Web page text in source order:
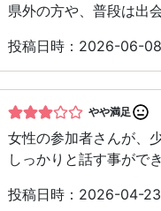
県外の方や、普段は出
投稿日時：2026-06-08
やや満足
女性の参加者さんが、
しっかりと話す事がで
投稿日時：2026-04-23